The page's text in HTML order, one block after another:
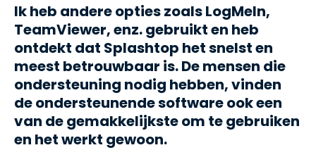
Ik heb andere opties zoals LogMeIn,
TeamViewer, enz. gebruikt en heb
ontdekt dat Splashtop het snelst en
meest betrouwbaar is. De mensen die
ondersteuning nodig hebben, vinden
de ondersteunende software ook een
van de gemakkelijkste om te gebruiken
en het werkt gewoon.